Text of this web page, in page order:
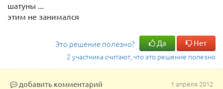
шатуны ...
этим не занимался
Это решение полезно? Да Нет
2 участника считают, что это решение полезно
1 апреля 2012
добавить комментарий